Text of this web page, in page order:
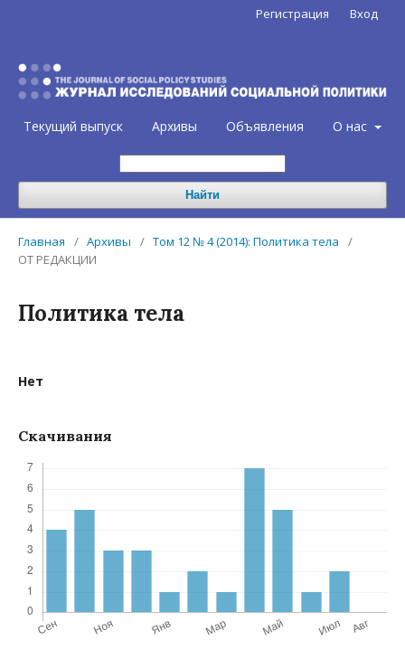
Текущий выпуск Архивы Объявления О нас
Найти
Регистрация Вход
Главная / Архивы / Том 12 № 4 (2014): Политика тела
/
ОТ РЕДАКЦИИ
Политика тела
Нет
Скачивания